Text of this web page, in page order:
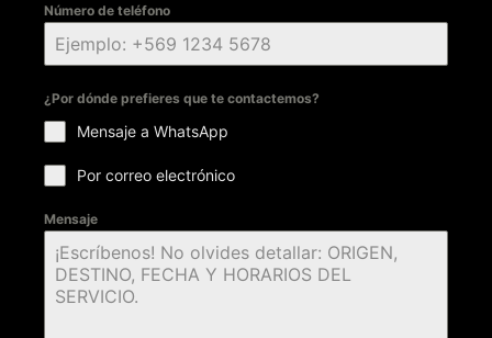
Número de teléfono
¿Por dónde prefieres que te contactemos?
Mensaje a WhatsApp
Por correo electrónico
Mensaje